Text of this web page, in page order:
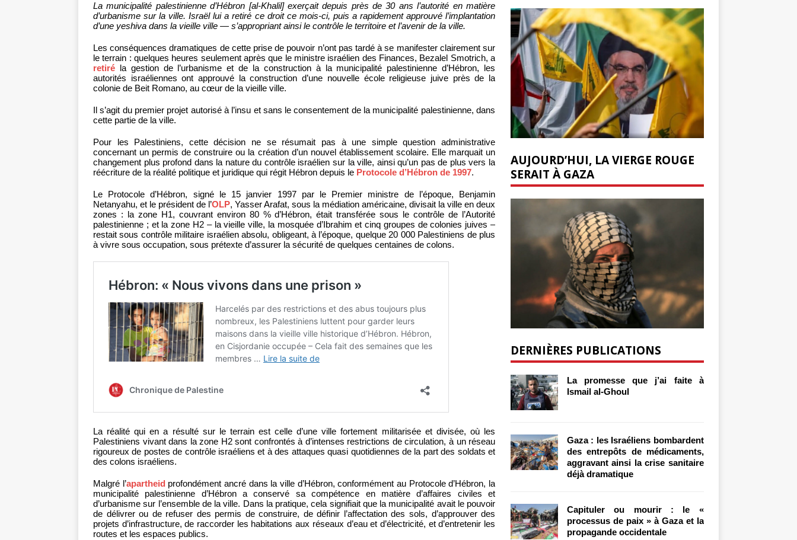
La municipalité palestinienne d’Hébron [al-Khalil] exerçait depuis près de 30 ans l’autorité en matière
d’urbanisme sur la ville. Israël lui a retiré ce droit ce mois-ci, puis a rapidement approuvé l’implantation
d’une yeshiva dans la vieille ville — s’appropriant ainsi le contrôle le territoire et l’avenir de la ville.
Les conséquences dramatiques de cette prise de pouvoir n’ont pas tardé à se manifester clairement sur
le terrain : quelques heures seulement après que le ministre israélien des Finances, Bezalel Smotrich, a
retiré la gestion de l’urbanisme et de la construction à la municipalité palestinienne d’Hébron, les
autorités israéliennes ont approuvé la construction d’une nouvelle école religieuse juive près de la
colonie de Beit Romano, au cœur de la vieille ville.
Il s’agit du premier projet autorisé à l’insu et sans le consentement de la municipalité palestinienne, dans
cette partie de la ville.
Pour les Palestiniens, cette décision ne se résumait pas à une simple question administrative
concernant un permis de construire ou la création d’un nouvel établissement scolaire. Elle marquait un
changement plus profond dans la nature du contrôle israélien sur la ville, ainsi qu’un pas de plus vers la
réécriture de la réalité politique et juridique qui régit Hébron depuis le Protocole d’Hébron de 1997.
Le Protocole d’Hébron, signé le 15 janvier 1997 par le Premier ministre de l’époque, Benjamin
Netanyahu, et le président de l’OLP, Yasser Arafat, sous la médiation américaine, divisait la ville en deux
zones : la zone H1, couvrant environ 80 % d’Hébron, était transférée sous le contrôle de l’Autorité
palestinienne ; et la zone H2 – la vieille ville, la mosquée d’Ibrahim et cinq groupes de colonies juives –
restait sous contrôle militaire israélien absolu, obligeant, à l’époque, quelque 20 000 Palestiniens de plus
à vivre sous occupation, sous prétexte d’assurer la sécurité de quelques centaines de colons.
La réalité qui en a résulté sur le terrain est celle d’une ville fortement militarisée et divisée, où les
Palestiniens vivant dans la zone H2 sont confrontés à d’intenses restrictions de circulation, à un réseau
rigoureux de postes de contrôle israéliens et à des attaques quasi quotidiennes de la part des soldats et
des colons israéliens.
Malgré l’apartheid profondément ancré dans la ville d’Hébron, conformément au Protocole d’Hébron, la
municipalité palestinienne d’Hébron a conservé sa compétence en matière d’affaires civiles et
d’urbanisme sur l’ensemble de la ville. Dans la pratique, cela signifiait que la municipalité avait le pouvoir
de délivrer ou de refuser des permis de construire, de définir l’affectation des sols, d’approuver des
projets d’infrastructure, de raccorder les habitations aux réseaux d’eau et d’électricité, et d’entretenir les
routes et les espaces publics.
AUJOURD’HUI, LA VIERGE ROUGE
SERAIT À GAZA
DERNIÈRES PUBLICATIONS
La promesse que j’ai faite à
Ismail al-Ghoul
Gaza : les Israéliens bombardent
des entrepôts de médicaments,
aggravant ainsi la crise sanitaire
déjà dramatique
Capituler ou mourir : le «
processus de paix » à Gaza et la
propagande occidentale